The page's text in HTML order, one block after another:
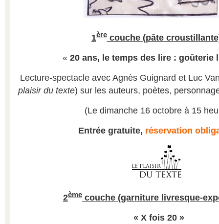
1èrecouche (pâte
« 20 ans, le temps des lire : goûterie
Lecture-spectacle avec Agnès Guignard et Luc
plaisir du texte) sur les auteurs, poètes,
(Le dimanche 16 octobre à 15
Entrée gratuite, réservation
2ème couche (garniture livresque-
« X fois 20 »